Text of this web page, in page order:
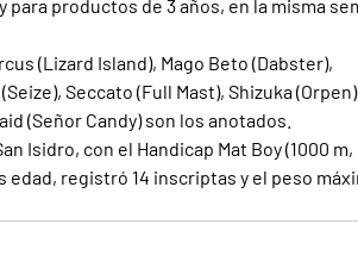
productos de 3 años, en la misma
(Lizard Island), Mago Beto (Dabster),
Seccato (Full Mast), Shizuka
(Señor Candy) son los anotados.
Isidro, con el Handicap Mat Boy (1000 m,
edad, registró 14 inscriptas y el peso